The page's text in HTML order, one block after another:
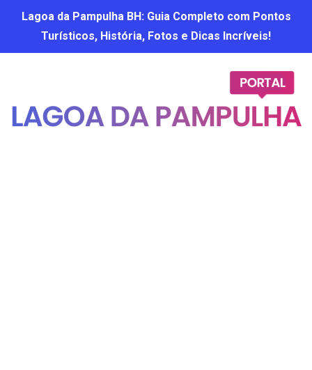
Lagoa da Pampulha BH: Guia Completo com Pontos
Turísticos, História, Fotos e Dicas Incríveis!